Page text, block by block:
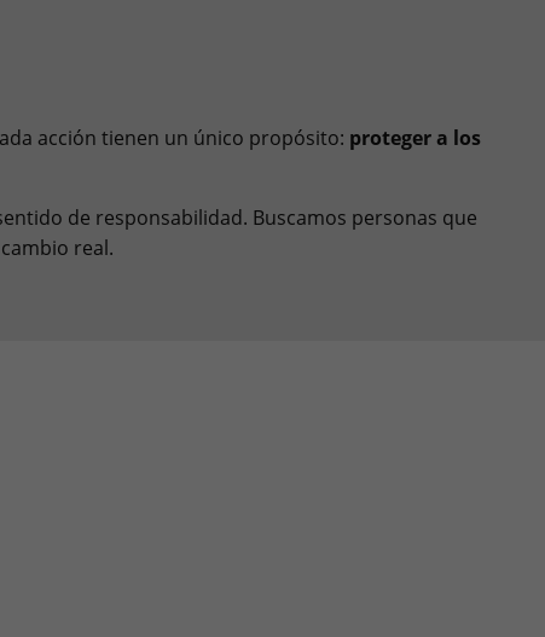
acción tienen un único propósito: proteger a los
de responsabilidad. Buscamos personas que
real.